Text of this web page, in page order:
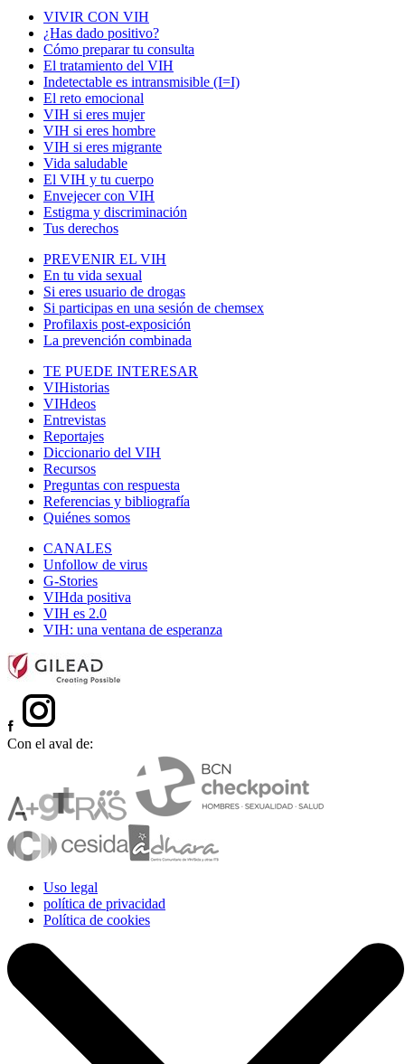
VIVIR CON VIH
¿Has dado positivo?
Cómo preparar tu consulta
El tratamiento del VIH
Indetectable es intransmisible (I=I)
El reto emocional
VIH si eres mujer
VIH si eres hombre
VIH si eres migrante
Vida saludable
El VIH y tu cuerpo
Envejecer con VIH
Estigma y discriminación
Tus derechos
PREVENIR EL VIH
En tu vida sexual
Si eres usuario de drogas
Si participas en una sesión de chemsex
Profilaxis post-exposición
La prevención combinada
TE PUEDE INTERESAR
VIHistorias
VIHdeos
Entrevistas
Reportajes
Diccionario del VIH
Recursos
Preguntas con respuesta
Referencias y bibliografía
Quiénes somos
CANALES
Unfollow de virus
G-Stories
VIHda positiva
VIH es 2.0
VIH: una ventana de esperanza
Con el aval de:
Uso legal
política de privacidad
Política de cookies